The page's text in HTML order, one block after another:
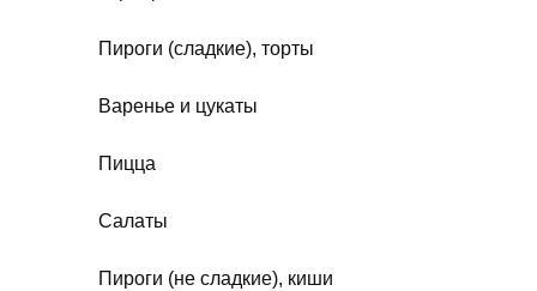
Пироги (сладкие), торты
Варенье и цукаты
Пицца
Салаты
Пироги (не сладкие), киши